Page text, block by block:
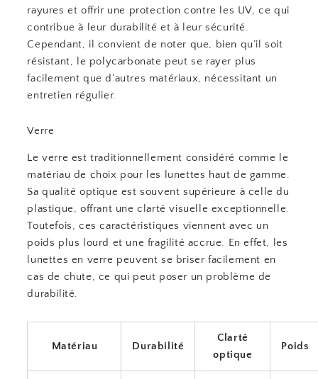
rayures et offrir une protection contre les UV, ce qui
contribue à leur durabilité et à leur sécurité.
Cependant, il convient de noter que, bien qu’il soit
résistant, le polycarbonate peut se rayer plus
facilement que d’autres matériaux, nécessitant un
entretien régulier.
Verre
Le verre est traditionnellement considéré comme le
matériau de choix pour les lunettes haut de gamme.
Sa qualité optique est souvent supérieure à celle du
plastique, offrant une clarté visuelle exceptionnelle.
Toutefois, ces caractéristiques viennent avec un
poids plus lourd et une fragilité accrue. En effet, les
lunettes en verre peuvent se briser facilement en
cas de chute, ce qui peut poser un problème de
durabilité.
Matériau Durabilité
Clarté
optique
Poids